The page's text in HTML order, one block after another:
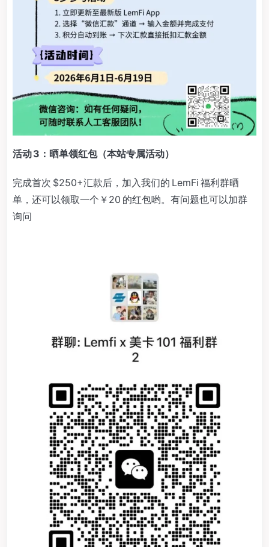
活动 3：晒单领红包（本站专属活动）
完成首次 $250+汇款后，加入我们的 LemFi 福利群晒
单，还可以领取一个￥20 的红包哟。有问题也可以加群
询问